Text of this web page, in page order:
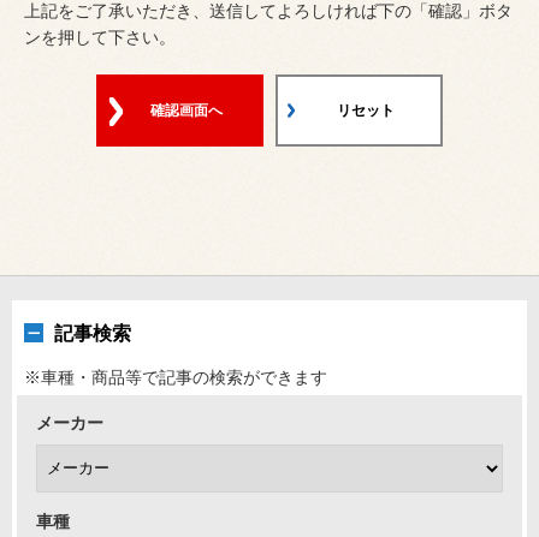
上記をご了承いただき、送信してよろしければ下の「確認」ボタ
ンを押して下さい。
確認画面へ リセット
記事検索
※車種・商品等で記事の検索ができます
メーカー
車種